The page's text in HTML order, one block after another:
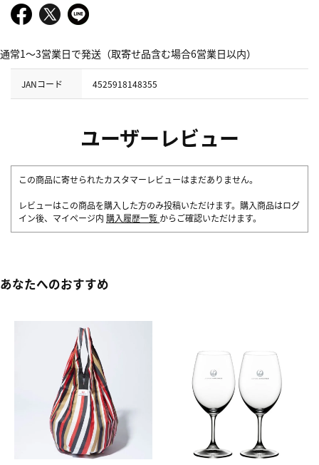
通常1～3営業日で発送（取寄せ品含む場合6営業日以内）
JANコード 4525918148355
ユーザーレビュー
この商品に寄せられたカスタマーレビューはまだありません。
レビューはこの商品を購入した方のみ投稿いただけます。購入商品はログ
イン後、マイページ内 購入履歴一覧 からご確認いただけます。
あなたへのおすすめ